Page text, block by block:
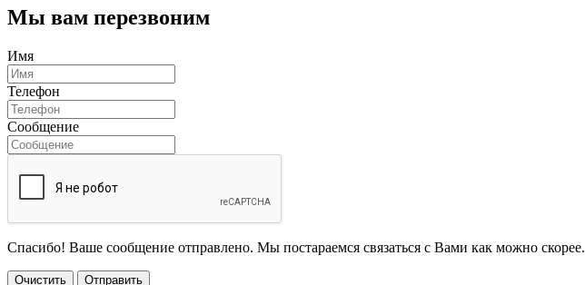
Мы вам перезвоним
Имя
Телефон
Сообщение
Спасибо! Ваше сообщение отправлено. Мы постараемся связаться с Вами как можно скорее.
Очистить Отправить